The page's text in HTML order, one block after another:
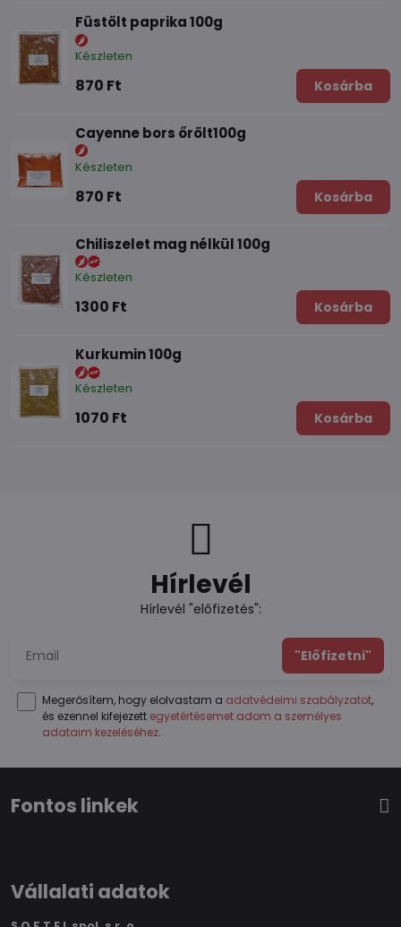
Füstölt paprika 100g
Készleten
870 Ft Kosárba
Cayenne bors őrölt100g
Készleten
870 Ft Kosárba
Chiliszelet mag nélkül 100g
Készleten
1300 Ft Kosárba
Kurkumin 100g
Készleten
1070 Ft Kosárba
Hírlevél
Hírlevél "előfizetés":
"Előfizetni"
Megerősítem, hogy elolvastam a adatvédelmi szabályzatot,
és ezennel kifejezett egyetértésemet adom a személyes
adataim kezeléséhez.
Fontos linkek
Vállalati adatok